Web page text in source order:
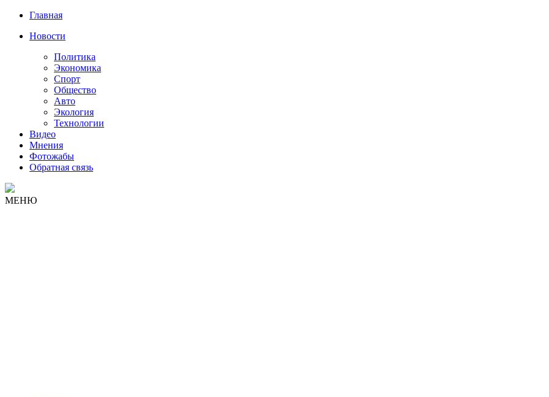
Главная
Новости
Политика
Экономика
Спорт
Общество
Авто
Экология
Технологии
Видео
Мнения
Фотожабы
Обратная связь
МЕНЮ